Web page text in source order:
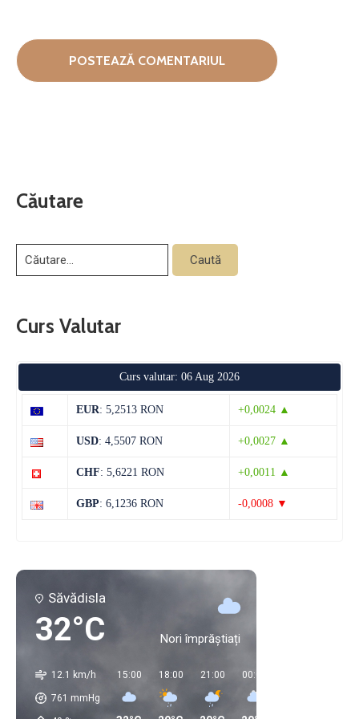
Căutare
Curs Valutar
Curs valutar: 06 Aug 2026
EUR: 5,2513 RON +0,0024 ▲
USD: 4,5507 RON +0,0027 ▲
CHF: 5,6221 RON +0,0011 ▲
GBP: 6,1236 RON -0,0008 ▼
Săvădisla
32°C Nori împrăștiați
12.1 km/h
761 mmHg
15:00 18:00 21:00 00:00